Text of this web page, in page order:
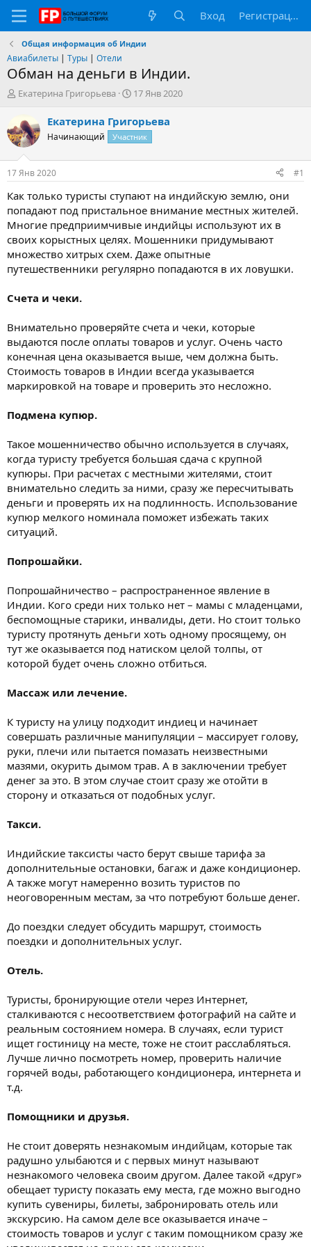
Вход Регистрация
Общая информация об Индии
Авиабилеты | Туры | Отели
Обман на деньги в Индии.
А
о
р
т
е
м
ы
Екатерина Григорьева
Д
т
а
н
а
л
17 Янв 2020
Екатерина Григорьева
Начинающий Участник
17 Янв 2020 #1
Как только туристы ступают на индийскую землю, они
попадают под пристальное внимание местных жителей.
Многие предприимчивые индийцы используют их в
своих корыстных целях. Мошенники придумывают
множество хитрых схем. Даже опытные
путешественники регулярно попадаются в их ловушки.
Счета и чеки.
Внимательно проверяйте счета и чеки, которые
выдаются после оплаты товаров и услуг. Очень часто
конечная цена оказывается выше, чем должна быть.
Стоимость товаров в Индии всегда указывается
маркировкой на товаре и проверить это несложно.
Подмена купюр.
Такое мошенничество обычно используется в случаях,
когда туристу требуется большая сдача с крупной
купюры. При расчетах с местными жителями, стоит
внимательно следить за ними, сразу же пересчитывать
деньги и проверять их на подлинность. Использование
купюр мелкого номинала поможет избежать таких
ситуаций.
Попрошайки.
Попрошайничество – распространенное явление в
Индии. Кого среди них только нет – мамы с младенцами,
беспомощные старики, инвалиды, дети. Но стоит только
туристу протянуть деньги хоть одному просящему, он
тут же оказывается под натиском целой толпы, от
которой будет очень сложно отбиться.
Массаж или лечение.
К туристу на улицу подходит индиец и начинает
совершать различные манипуляции – массирует голову,
руки, плечи или пытается помазать неизвестными
мазями, окурить дымом трав. А в заключении требует
денег за это. В этом случае стоит сразу же отойти в
сторону и отказаться от подобных услуг.
Такси.
Индийские таксисты часто берут свыше тарифа за
дополнительные остановки, багаж и даже кондиционер.
А также могут намеренно возить туристов по
неоговоренным местам, за что потребуют больше денег.
До поездки следует обсудить маршрут, стоимость
поездки и дополнительных услуг.
Отель.
Туристы, бронирующие отели через Интернет,
сталкиваются с несоответствием фотографий на сайте и
реальным состоянием номера. В случаях, если турист
ищет гостиницу на месте, тоже не стоит расслабляться.
Лучше лично посмотреть номер, проверить наличие
горячей воды, работающего кондиционера, интернета и
т.д.
Помощники и друзья.
Не стоит доверять незнакомым индийцам, которые так
радушно улыбаются и с первых минут называют
незнакомого человека своим другом. Далее такой «друг»
обещает туристу показать ему места, где можно выгодно
купить сувениры, билеты, забронировать отель или
экскурсию. На самом деле все оказывается иначе –
стоимость товаров и услуг с таким помощником сразу же